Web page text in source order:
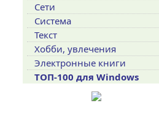
Сети
Система
Текст
Хобби, увлечения
Электронные книги
ТОП-100 для Windows